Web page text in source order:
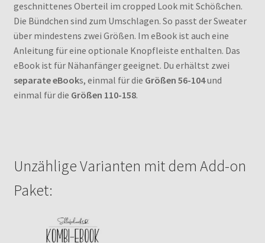
geschnittenes Oberteil im cropped Look mit Schößchen.
Die Bündchen sind zum Umschlagen. So passt der Sweater
über mindestens zwei Größen. Im eBook ist auch eine
Anleitung für eine optionale Knopfleiste enthalten. Das
eBook ist für Nähanfänger geeignet. Du erhältst zwei
separate eBooks, einmal für die Größen 56-104und
einmal für die Größen 110-158.
Unzählige Varianten mit dem Add-on
Paket: